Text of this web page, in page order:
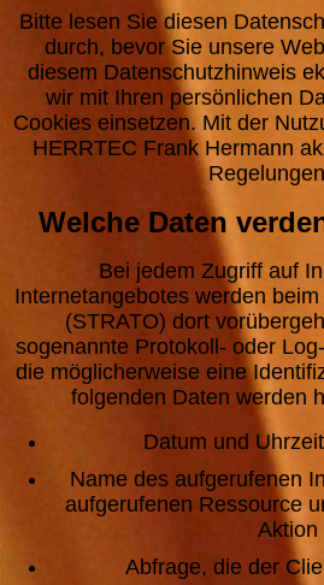
Bitte lesen Sie diesen
durch, bevor Sie unsere
diesem Datenschutzhinweis
wir mit Ihren persönlichen
Cookies einsetzen. Mit der
HERRTEC Frank Hermann
Welche Daten
Bei jedem Zugriff auf
Internetangebotes werden
(STRATO) dort
sogenannte Protokoll- oder
die möglicherweise eine
folgenden Daten werden
Datum und
Name des aufgerufenen
aufgerufenen Ressource
Aktion
Abfrage, die der